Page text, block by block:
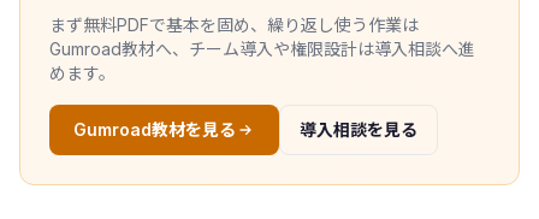
まず無料PDFで基本を固め、繰り返し使う作業は
Gumroad教材へ、チーム導入や権限設計は導入相談へ進
めます。
Gumroad教材を見る 導入相談を見る